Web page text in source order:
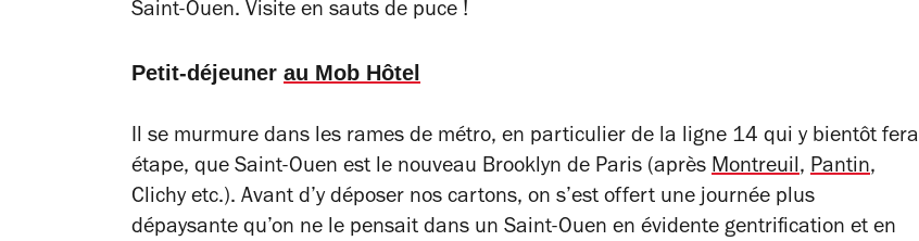
Saint-Ouen. Visite en sauts de puce !
Petit-déjeuner au Mob Hôtel
Il se murmure dans les rames de métro, en particulier de la ligne 14 qui y bientôt fera
étape, que Saint-Ouen est le nouveau Brooklyn de Paris (après Montreuil, Pantin,
Clichy etc.). Avant d’y déposer nos cartons, on s’est offert une journée plus
dépaysante qu’on ne le pensait dans un Saint-Ouen en évidente gentrification et en